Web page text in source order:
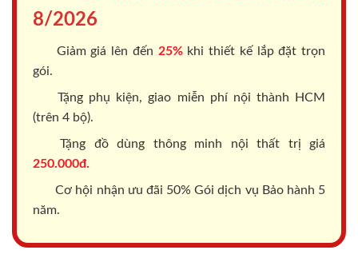
8/2026
Giảm giá lên đến 25%khi thiết kế lắp đặt trọn
gói.
Tặng phụ kiện, giao miễn phí nội thành HCM
(trên 4 bộ).
Tặng đồ dùng thông minh nội thất trị giá
250.000đ.
Cơ hội nhận ưu đãi 50% Gói dịch vụ Bảo hành 5
năm.